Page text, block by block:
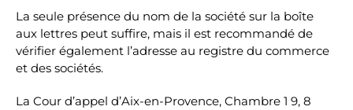
La seule présence du nom de la société sur la boîte
aux lettres peut suffire, mais il est recommandé de
vérifier également l’adresse au registre du commerce
et des sociétés.
La Cour d’appel d’Aix-en-Provence, Chambre 1 9, 8